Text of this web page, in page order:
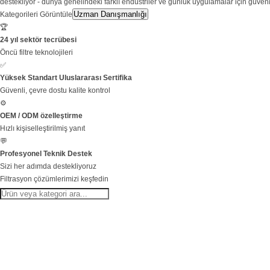
destekliyor - dünya genelindeki farklı endüstriler ve günlük uygulamalar için
Kategorileri Görüntüle Uzman Danışmanlığı
🏆
24 yıl sektör tecrübesi
Öncü filtre teknolojileri
✅
Yüksek Standart Uluslararası Sertifika
Güvenli, çevre dostu kalite kontrol
⚙️
OEM / ODM özelleştirme
Hızlı kişiselleştirilmiş yanıt
💬
Profesyonel Teknik Destek
Sizi her adımda destekliyoruz
Filtrasyon çözümlerimizi keşfedin